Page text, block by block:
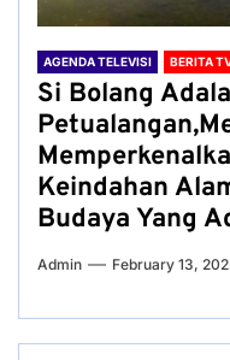
AGENDA TELEVISI BERITA
Si Bolang
Keindahan
Budaya Yang
Admin February 13,